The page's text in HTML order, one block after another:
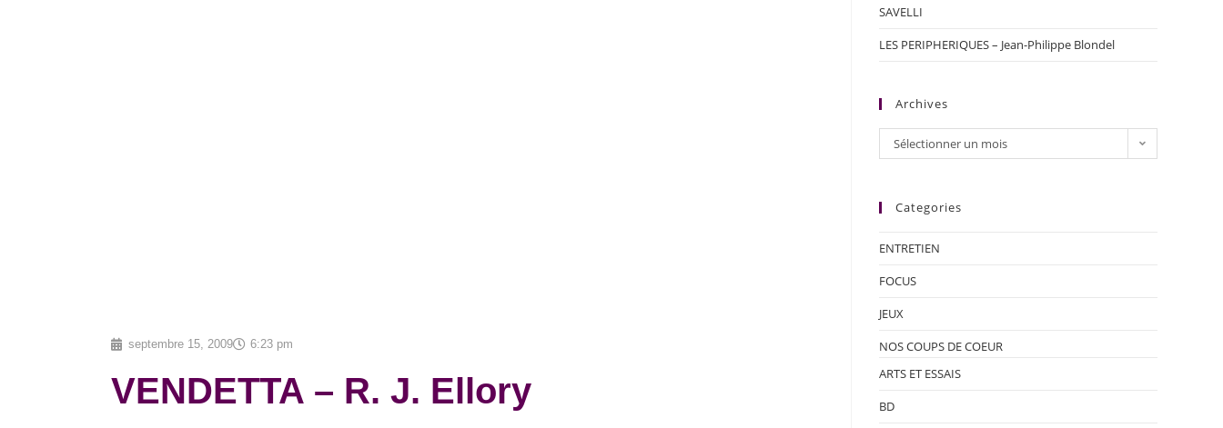
septembre 15, 2009 6:23 pm
VENDETTA – R. J. Ellory
SAVELLI
LES PERIPHERIQUES – Jean-Philippe Blondel
Archives
Sélectionner un mois
Categories
ENTRETIEN
FOCUS
JEUX
NOS COUPS DE COEUR
ARTS ET ESSAIS
BD